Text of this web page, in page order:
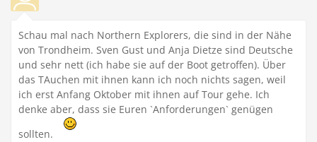
Schau mal nach Northern Explorers, die sind in der Nähe
von Trondheim. Sven Gust und Anja Dietze sind Deutsche
und sehr nett (ich habe sie auf der Boot getroffen). Über
das TAuchen mit ihnen kann ich noch nichts sagen, weil
ich erst Anfang Oktober mit ihnen auf Tour gehe. Ich
denke aber, dass sie Euren `Anforderungen` genügen
sollten.